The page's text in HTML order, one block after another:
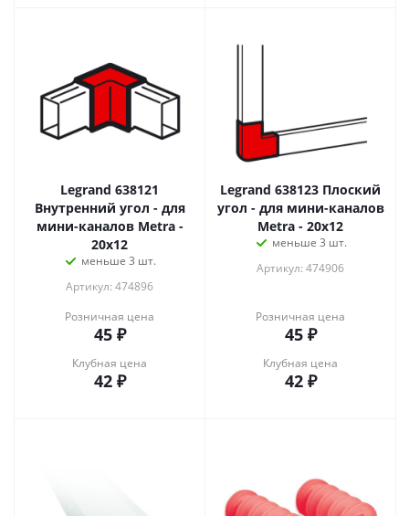
Legrand 638121
Внутренний угол - для
мини-каналов Metra -
20x12
меньше 3 шт.
Артикул: 474896
Розничная цена
45₽
Клубная цена
42₽
Legrand 638123 Плоский
угол - для мини-каналов
Metra - 20x12
меньше 3 шт.
Артикул: 474906
Розничная цена
45₽
Клубная цена
42₽